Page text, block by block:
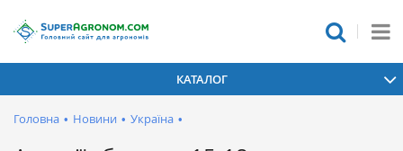
КАТАЛОГ
Головна • Новини • Україна •